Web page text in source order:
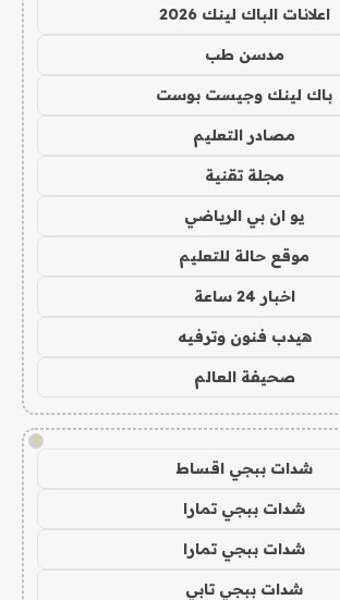
اعلانات الباك لينك 2026
مدسن طب
باك لينك وجيست بوست
مصادر التعليم
مجلة تقنية
يو ان بي الرياضي
موقع حالة للتعليم
اخبار 24 ساعة
هيدب فنون وترفيه
صحيفة العالم
!
شدات ببجي اقساط
شدات ببجي تمارا
شدات ببجي تمارا
شدات ببجي تابي